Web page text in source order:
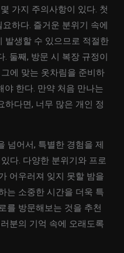
가지 주의사항이 있다. 첫
하다. 즐거운 분위기 속에
발생할 수 있으므로 적절한
둘째, 방문 시 복장 규정이
에 맞는 옷차림을 준비하
야 한다. 만약 처음 만나는
하다면, 너무 많은 개인 정
넘어서, 특별한 경험을 제
다. 다양한 분위기와 프로
어우러져 잊지 못할 밤을
는 소중한 시간을 더욱 특
를 방문해보는 것을 추천
분의 기억 속에 오래도록